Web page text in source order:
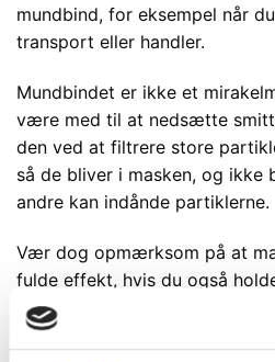
mundbind, for eksempel når
transport eller handler.
Mundbindet er ikke et
være med til at nedsætte
den ved at filtrere store
så de bliver i masken, og
andre kan indånde partiklerne.
Vær dog opmærksom på at
fulde effekt, hvis du også
hænderne rene og følger
Sundhedsstyrelsen.